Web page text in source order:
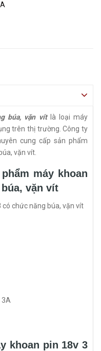
búa, vặn vítlà loại máy
trên thị trường. Công ty
cung cấp sản phẩm
vặn vít.
máy khoan
vặn vít
có chức năng búa, vặn vít
3A
khoan pin 18v 3